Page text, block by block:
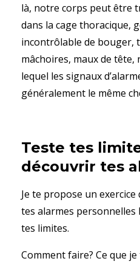
là, notre corps peut être
dans la cage thoracique,
incontrôlable de bouger,
mâchoires, maux de tête,
lequel les signaux
généralement le même
Teste tes
découvrir tes
Je te propose un
tes alarmes personnelles
tes limites.
Comment faire? Ce que